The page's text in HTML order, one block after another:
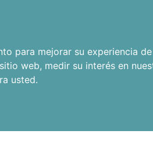
para mejorar su experiencia
web, medir su interés en
usted.